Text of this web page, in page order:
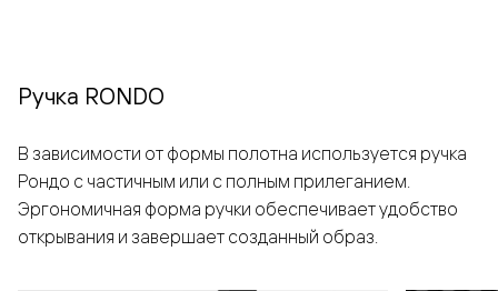
Ручка RONDO
В зависимости от формы полотна используется ручка
Рондо с частичным или с полным прилеганием.
Эргономичная форма ручки обеспечивает удобство
открывания и завершает созданный образ.